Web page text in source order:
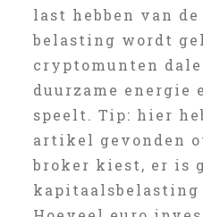
last hebben van
belasting wordt
cryptomunten
duurzame energie
speelt. Tip: hier
artikel gevonden
broker kiest, er is